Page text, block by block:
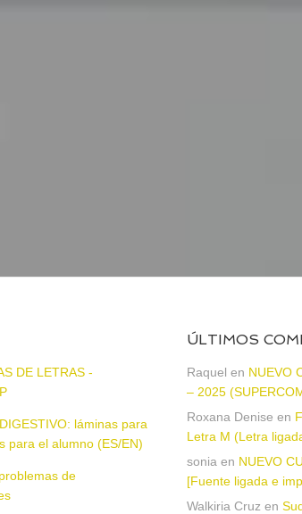
DE LETRAS -
láminas para
para el alumno (ES/EN)
de
ÚLTIMOS
Raquel en NUEVO
– 2025
Roxana Denise en
Letra M (Letra
sonia en NUEVO
[Fuente ligada e
Walkiria Cruz en